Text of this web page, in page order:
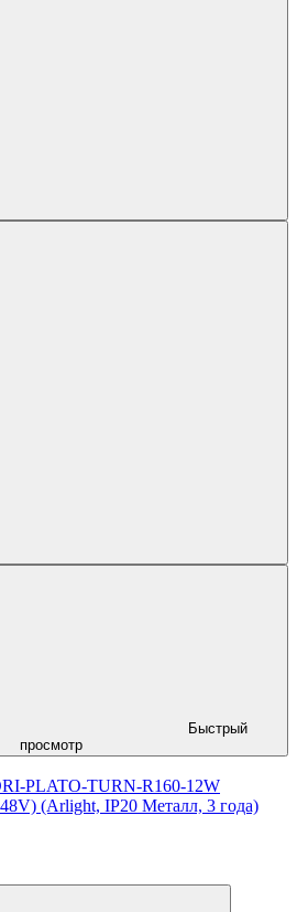
Быстрый
просмотр
PLATO-TURN-R160-12W
(Arlight, IP20 Металл, 3 года)